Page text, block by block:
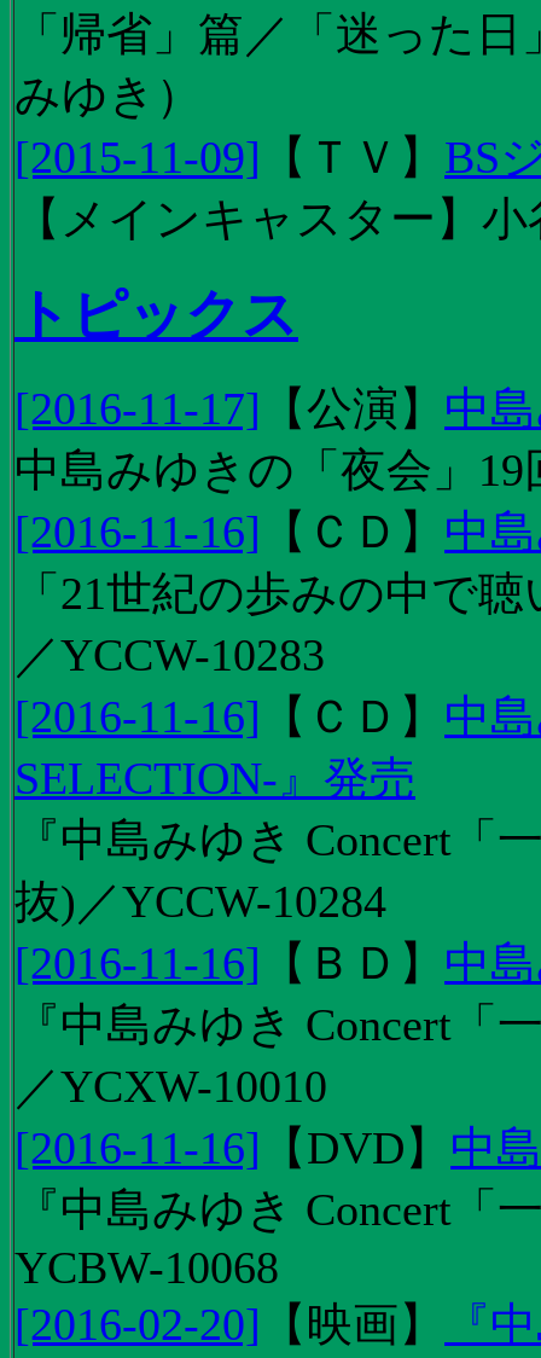
「帰省」篇／「迷った
みゆき）
[2015-11-09] 【 ＴＶ 】 BS
【メインキャスター】
トピックス
[2016-11-17] 【公演 】 中
中島みゆきの「夜会」
[2016-11-16] 【 ＣＤ 】 中
「21世紀の歩みの中で
／YCCW-10283
[2016-11-16] 【 ＣＤ 】 中
SELECTION-』発売
『中島みゆき Concert
抜)／YCCW-10284
[2016-11-16] 【 ＢＤ 】 中
『中島みゆき Concert
／YCXW-10010
[2016-11-16] 【DVD】 中
『中島みゆき Concert
YCBW-10068
[2016-02-20] 【 映画】 『